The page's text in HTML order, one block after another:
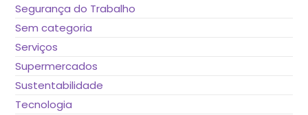
Segurança do Trabalho
Sem categoria
Serviços
Supermercados
Sustentabilidade
Tecnologia